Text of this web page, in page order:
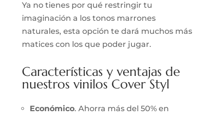
Ya no tienes por qué restringir tu
imaginación a los tonos marrones
naturales, esta opción te dará muchos más
matices con los que poder jugar.
Características y ventajas de
nuestros vinilos Cover Styl
Económico. Ahorra más del 50% en